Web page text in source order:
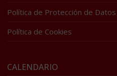
Política de Protección de Datos
Política de Cookies
CALENDARIO